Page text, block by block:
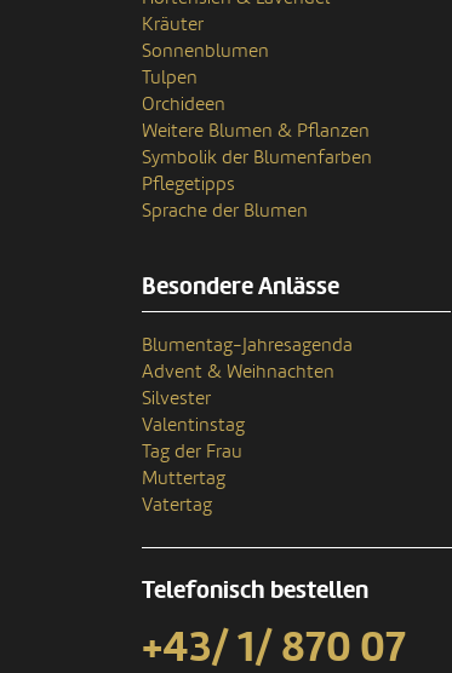
Kräuter
Sonnenblumen
Tulpen
Orchideen
Weitere Blumen & Pflanzen
Symbolik der Blumenfarben
Pflegetipps
Sprache der Blumen
Besondere Anlässe
Blumentag-Jahresagenda
Advent & Weihnachten
Silvester
Valentinstag
Tag der Frau
Muttertag
Vatertag
Telefonisch bestellen
+43/ 1/ 870 07